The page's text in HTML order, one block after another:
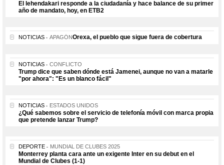
El lehendakari responde a la ciudadanía y hace balance de su primer
año de mandato, hoy, en ETB2
NOTICIAS APAGÓNOrexa, el pueblo que sigue fuera de cobertura
NOTICIAS CONFLICTO
Trump dice que saben dónde está Jamenei, aunque no van a matarle
"por ahora": "Es un blanco fácil"
NOTICIAS ESTADOS UNIDOS
¿Qué sabemos sobre el servicio de telefonía móvil con marca propia
que pretende lanzar Trump?
DEPORTE MUNDIAL DE CLUBES 2025
Monterrey planta cara ante un exigente Inter en su debut en el
Mundial de Clubes (1-1)